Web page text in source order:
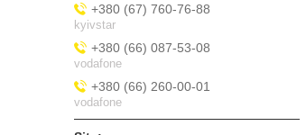
+380 (67) 760-76-88
kyivstar
+380 (66) 087-53-08
vodafone
+380 (66) 260-00-01
vodafone